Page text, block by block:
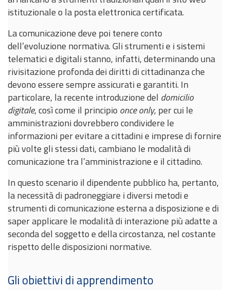
istituzionale o la posta elettronica certificata.
La comunicazione deve poi tenere conto
dell’evoluzione normativa. Gli strumenti e i sistemi
telematici e digitali stanno, infatti, determinando una
rivisitazione profonda dei diritti di cittadinanza che
devono essere sempre assicurati e garantiti. In
particolare, la recente introduzione del domicilio
digitale, così come il principio once only, per cui le
amministrazioni dovrebbero condividere le
informazioni per evitare a cittadini e imprese di fornire
più volte gli stessi dati, cambiano le modalità di
comunicazione tra l’amministrazione e il cittadino.
In questo scenario il dipendente pubblico ha, pertanto,
la necessità di padroneggiare i diversi metodi e
strumenti di comunicazione esterna a disposizione e di
saper applicare le modalità di interazione più adatte a
seconda del soggetto e della circostanza, nel costante
rispetto delle disposizioni normative.
Gli obiettivi di apprendimento